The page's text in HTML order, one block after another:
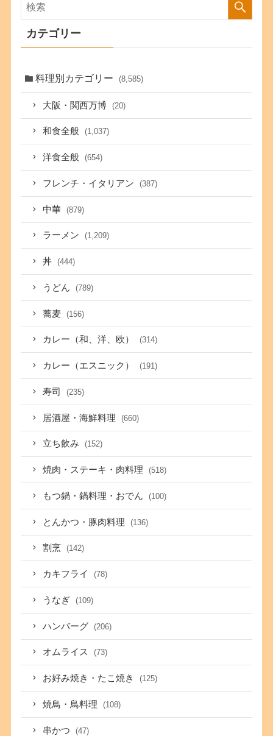
カテゴリー
料理別カテゴリー (8,585)
大阪・関西万博 (20)
和食全般 (1,037)
洋食全般 (654)
フレンチ・イタリアン (387)
中華 (879)
ラーメン (1,209)
丼 (444)
うどん (789)
蕎麦 (156)
カレー（和、洋、欧） (314)
カレー（エスニック） (191)
寿司 (235)
居酒屋・海鮮料理 (660)
立ち飲み (152)
焼肉・ステーキ・肉料理 (518)
もつ鍋・鍋料理・おでん (100)
とんかつ・豚肉料理 (136)
割烹 (142)
カキフライ (78)
うなぎ (109)
ハンバーグ (206)
オムライス (73)
お好み焼き・たこ焼き (125)
焼鳥・鳥料理 (108)
串かつ (47)